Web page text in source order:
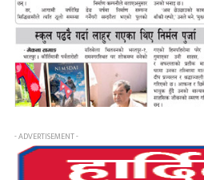
- ADVERTISEMENT -